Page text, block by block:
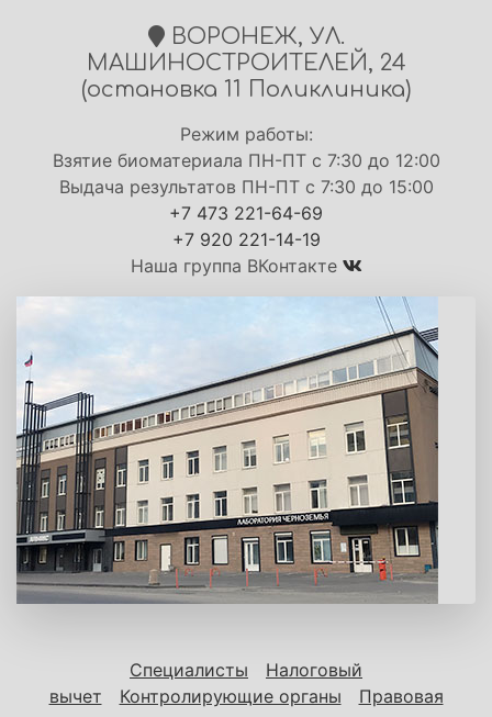
ВОРОНЕЖ, УЛ.
МАШИНОСТРОИТЕЛЕЙ, 24
(остановка 11 Поликлиника)
Режим работы:
Взятие биоматериала ПН-ПТ с 7:30 до 12:00
Выдача результатов ПН-ПТ с 7:30 до 15:00
+7 473 221-64-69
+7 920 221-14-19
Наша группа ВКонтакте
Специалисты
Налоговый
вычет
Контролирующие органы
Правовая